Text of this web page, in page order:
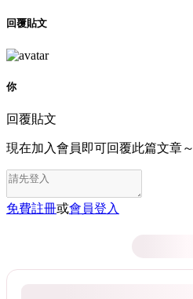
回覆貼文
你
回覆貼文
現在加入會員即可回覆此篇文章～
免費註冊或會員登入